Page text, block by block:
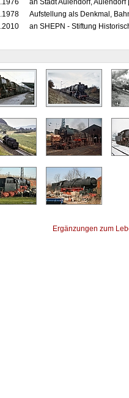
an Stadt Aulendorf,
Aufstellung als Denkmal,
an SHEPN - Stiftung
Ergänzungen zum